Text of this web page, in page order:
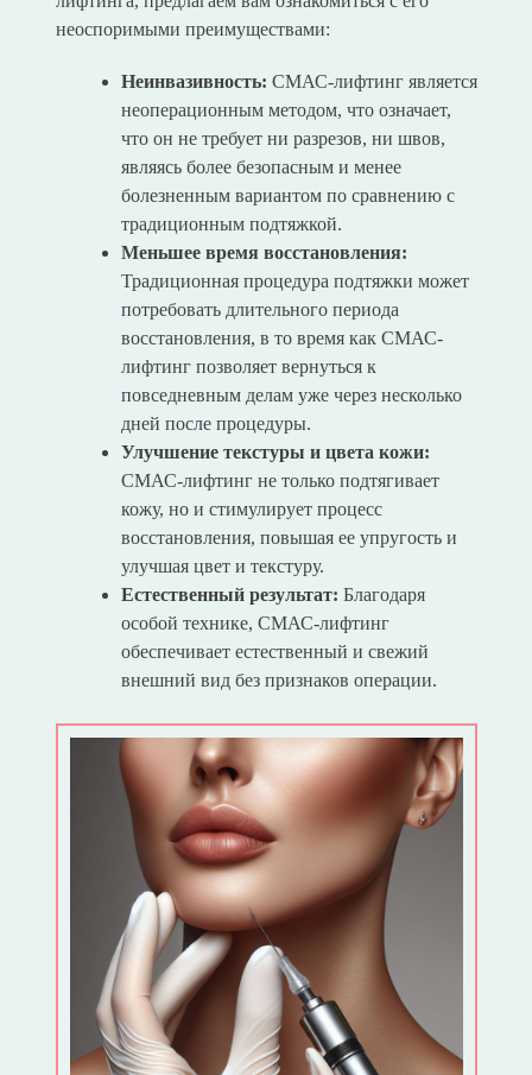
неоспоримыми преимуществами:
Неинвазивность: СМАС-лифтинг является
неоперационным методом, что означает,
что он не требует ни разрезов, ни швов,
являясь более безопасным и менее
болезненным вариантом по сравнению с
традиционным подтяжкой.
Меньшее время восстановления:
Традиционная процедура подтяжки может
потребовать длительного периода
восстановления, в то время как СМАС-
лифтинг позволяет вернуться к
повседневным делам уже через несколько
дней после процедуры.
Улучшение текстуры и цвета кожи:
СМАС-лифтинг не только подтягивает
кожу, но и стимулирует процесс
восстановления, повышая ее упругость и
улучшая цвет и текстуру.
Естественный результат: Благодаря
особой технике, СМАС-лифтинг
обеспечивает естественный и свежий
внешний вид без признаков операции.